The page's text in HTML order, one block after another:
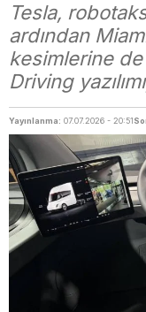
Tesla,
ardından
kesimlerine
Driving
Yayınlanma: 07.07.2026 - 20:51